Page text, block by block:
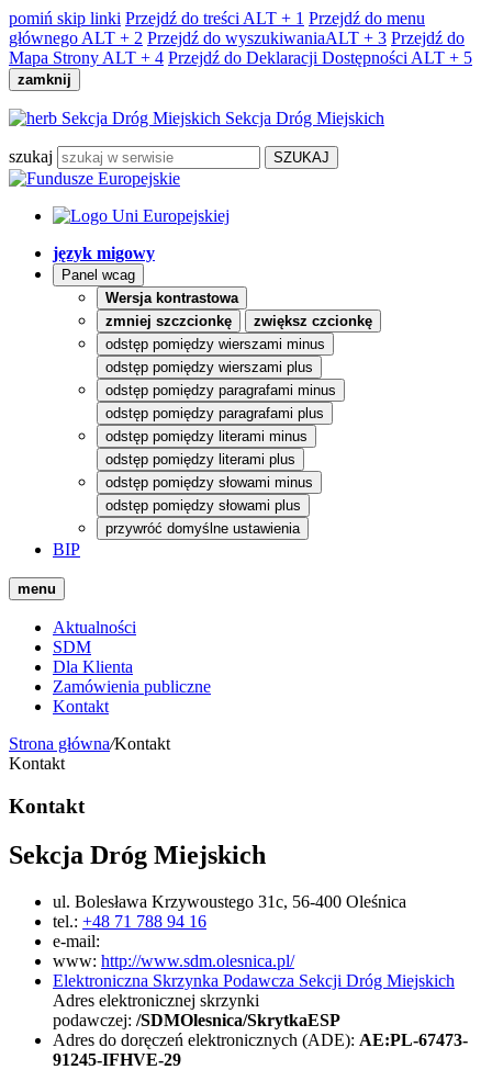
pomiń skip linki Przejdź do treści ALT + 1 Przejdź do menu
głównego ALT + 2 Przejdź do wyszukiwaniaALT + 3 Przejdź do
Mapa Strony ALT + 4 Przejdź do Deklaracji Dostępności ALT + 5
zamknij
Sekcja Dróg Miejskich
szukaj
język migowy
Panel wcag
Wersja kontrastowa
zmniej szczcionkę
zwiększ czcionkę
odstęp pomiędzy wierszami minus
odstęp pomiędzy wierszami plus
odstęp pomiędzy paragrafami minus
odstęp pomiędzy paragrafami plus
odstęp pomiędzy literami minus
odstęp pomiędzy literami plus
odstęp pomiędzy słowami minus
odstęp pomiędzy słowami plus
przywróć domyślne ustawienia
BIP
menu
Aktualności
SDM
Dla Klienta
Zamówienia publiczne
Kontakt
Strona główna/Kontakt
Kontakt
Kontakt
Sekcja Dróg Miejskich
ul. Bolesława Krzywoustego 31c, 56-400 Oleśnica
tel.: +48 71 788 94 16
e-mail:
www: http://www.sdm.olesnica.pl/
Elektroniczna Skrzynka Podawcza Sekcji Dróg Miejskich
Adres elektronicznej skrzynki
podawczej: /SDMOlesnica/SkrytkaESP
Adres do doręczeń elektronicznych (ADE): AE:PL-67473-
91245-IFHVE-29